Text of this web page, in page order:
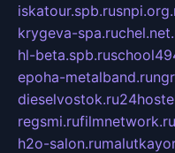
iskatour.spb.ru
krygeva-spa.ru
hl-beta.spb.ru
epoha-metalband.ru
dieselvostok.ru
regsmi.rufilmnetwork.ru
h2o-salon.ru